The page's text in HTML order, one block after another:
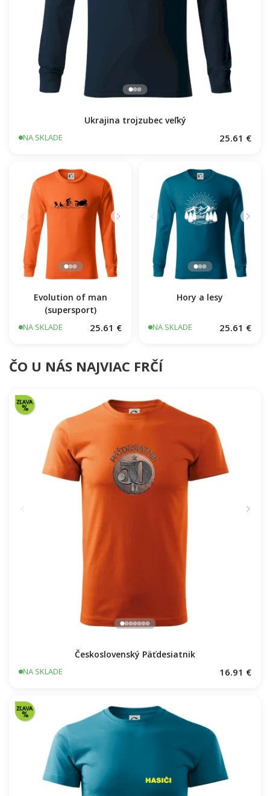
Ukrajina trojzubec veľký
NA SKLADE 25.61 €
Evolution of man
(supersport)
NA SKLADE 25.61 €
Hory a lesy
NA SKLADE 25.61 €
ČO U NÁS NAJVIAC FRČÍ
Československý Päťdesiatnik
NA SKLADE 16.91 €